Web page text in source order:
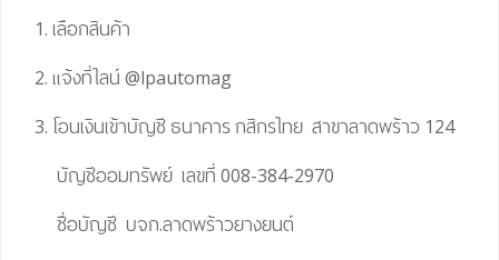
1. เลือกสินค้า
2. แจ้งที่ไลน์ @lpautomag
3. โอนเงินเข้าบัญชี ธนาคาร กสิกรไทย สาขาลาดพร้าว 124
บัญชีออมทรัพย์ เลขที่ 008-384-2970
ชื่อบัญชี บจก.ลาดพร้าวยางยนต์